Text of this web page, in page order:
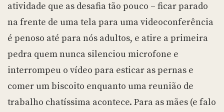
atividade que as desafia tão pouco – ficar parado
na frente de uma tela para uma videoconferência
é penoso até para nós adultos, e atire a primeira
pedra quem nunca silenciou microfone e
interrompeu o vídeo para esticar as pernas e
comer um biscoito enquanto uma reunião de
trabalho chatíssima acontece. Para as mães (e falo